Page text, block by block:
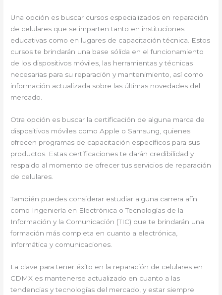
Una opción es buscar cursos especializados en reparación
de celulares que se imparten tanto en instituciones
educativas como en lugares de capacitación técnica. Estos
cursos te brindarán una base sólida en el funcionamiento
de los dispositivos móviles, las herramientas y técnicas
necesarias para su reparación y mantenimiento, así como
información actualizada sobre las últimas novedades del
mercado.
Otra opción es buscar la certificación de alguna marca de
dispositivos móviles como Apple o Samsung, quienes
ofrecen programas de capacitación específicos para sus
productos. Estas certificaciones te darán credibilidad y
respaldo al momento de ofrecer tus servicios de reparación
de celulares.
También puedes considerar estudiar alguna carrera afín
como Ingeniería en Electrónica o Tecnologías de la
Información y la Comunicación (TIC) que te brindarán una
formación más completa en cuanto a electrónica,
informática y comunicaciones.
La clave para tener éxito en la reparación de celulares en
CDMX es mantenerse actualizado en cuanto a las
tendencias y tecnologías del mercado, y estar siempre